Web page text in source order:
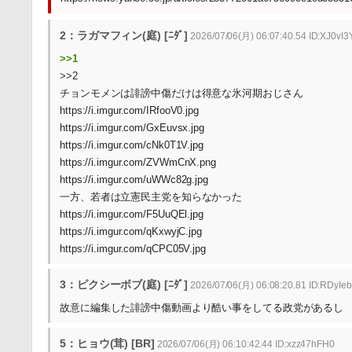
2：ラガマフィン(庭) [ﾆﾀﾞ] 2026/07/06(月) 06:07:40.54
>>1
>>2
チョンモメンは誹謗中傷だけは得意な氷河期おじさん
https://i.imgur.com/IRfooV0.jpg
https://i.imgur.com/GxEuvsx.jpg
https://i.imgur.com/cNk0T1V.jpg
https://i.imgur.com/ZVWmCnX.png
https://i.imgur.com/uWWc82g.jpg
一方、若者は立憲民主党を知らなかった
https://i.imgur.com/F5UuQEl.jpg
https://i.imgur.com/qKxwyjC.jpg
https://i.imgur.com/qCPC05V.jpg
3：ピクシーボブ(庭) [ﾆﾀﾞ] 2026/07/06(月) 06:08:20.81
故意に編集した誹謗中傷動画より酷い事をしてる政党があるし
5：ヒョウ(茸) [BR] 2026/07/06(月) 06:10:42.44 ID:xzz47hFH0